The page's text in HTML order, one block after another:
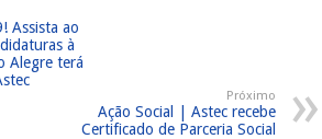
Assista ao
à
Alegre terá
Próximo
Ação Social | Astec recebe
Certificado de Parceria Social